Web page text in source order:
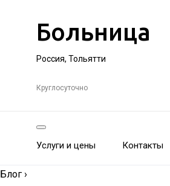
Больница
Россия, Тольятти
Круглосуточно
Услуги и цены Контакты
Блог ›